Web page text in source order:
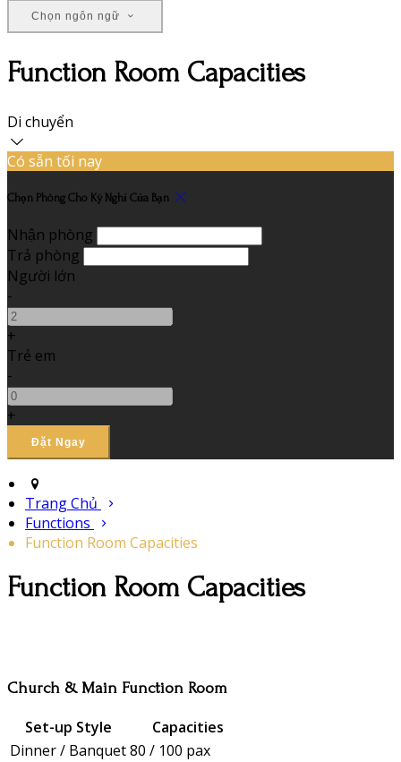
Chọn ngôn ngữ
Function Room Capacities
Di chuyển
Có sẵn tối nay
Chọn Phòng Cho Kỳ Nghỉ Của Bạn
Nhận phòng
Trả phòng
Người lớn
-
+
Trẻ em
-
+
Trang Chủ
Functions
Function Room Capacities
Function Room Capacities
Church & Main Function Room
Set-up Style
Capacities
Dinner / Banquet80 / 100 pax